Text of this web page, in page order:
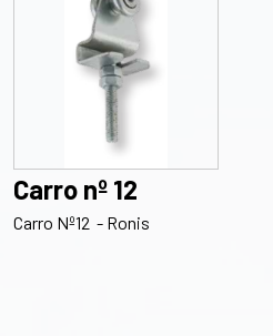
Carro nº 12
Carro Nº12 - Ronis